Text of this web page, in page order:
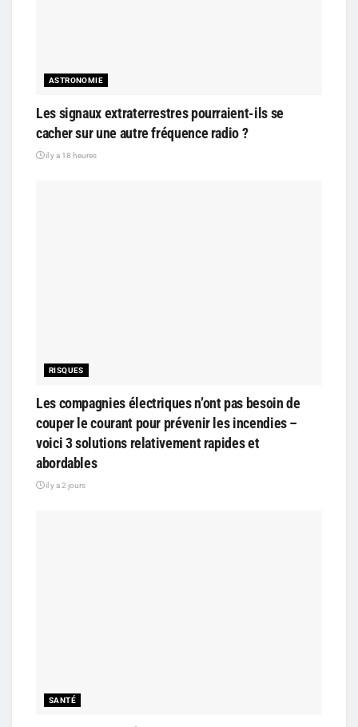
ASTRONOMIE
Les signaux extraterrestres pourraient-ils se
cacher sur une autre fréquence radio ?
il y a 18 heures
RISQUES
Les compagnies électriques n’ont pas besoin de
couper le courant pour prévenir les incendies –
voici 3 solutions relativement rapides et
abordables
il y a 2 jours
SANTÉ